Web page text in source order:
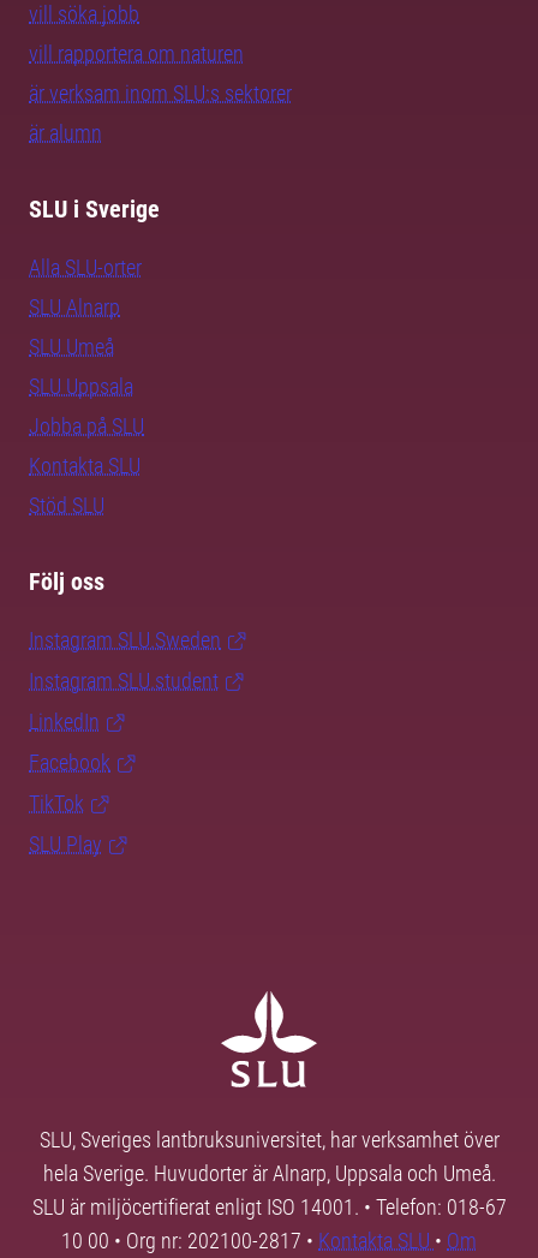
vill söka jobb
vill rapportera om naturen
är verksam inom SLU:s sektorer
är alumn
SLU i Sverige
Alla SLU-orter
SLU Alnarp
SLU Umeå
SLU Uppsala
Jobba på SLU
Kontakta SLU
Stöd SLU
Följ oss
Instagram SLU.Sweden
Instagram SLU.student
LinkedIn
Facebook
TikTok
SLU Play
SLU, Sveriges lantbruksuniversitet, har verksamhet över
hela Sverige. Huvudorter är Alnarp, Uppsala och Umeå.
SLU är miljöcertifierat enligt ISO 14001. • Telefon: 018-67
10 00 • Org nr: 202100-2817 • Kontakta SLU • Om